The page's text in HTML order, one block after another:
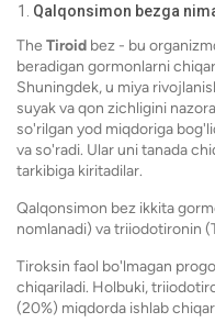
Qalqonsimon bezga
The Tiroid bez - bu
beradigan gormonlarni
Shuningdek, u miya
suyak va qon zichligini
so'rilgan yod miqdoriga
va so'radi. Ular uni tanada
tarkibiga kiritadilar.
Qalqonsimon bez ikkita
nomlanadi) va triiodotironin
Tiroksin faol bo'lmagan
chiqariladi. Holbuki,
(20%) miqdorda ishlab